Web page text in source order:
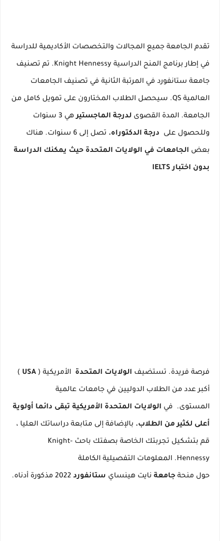
تقدم الجامعة جميع المجالات والتخصصات الأكاديمية للدراسة
في إطار برنامج المنح الدراسية Knight Hennessy. تم تصنيف
جامعة ستانفورد في المرتبة الثانية في تصنيف الجامعات
العالمية QS. سيحصل الطلاب المختارون على تمويل كامل من
الجامعة. المدة القصوى لدرجة الماجستير هي 3 سنوات
وللحصول على درجة الدكتوراه. تصل إلى 6 سنوات. هناك
بعض الجامعات في الولايات المتحدة حيث يمكنك الدراسة
بدون اختبار IELTS
فرصة فريدة. تستضيف الولايات المتحدة الأمريكية (USA
)
أكبر عدد من الطلاب الدوليين في جامعات عالمية
المستوى. في الولايات المتحدة الأمريكية تبقى دائما أولوية
أعلى لكثير من الطلاب. بالإضافة إلى متابعة دراساتك العليا ،
قم بتشكيل تجربتك الخاصة بصفتك باحث Knight-
Hennessy. المعلومات التفصيلية الكاملة
حول منحة جامعة نايت هينساي ستانفورد مذكورة أدناه.